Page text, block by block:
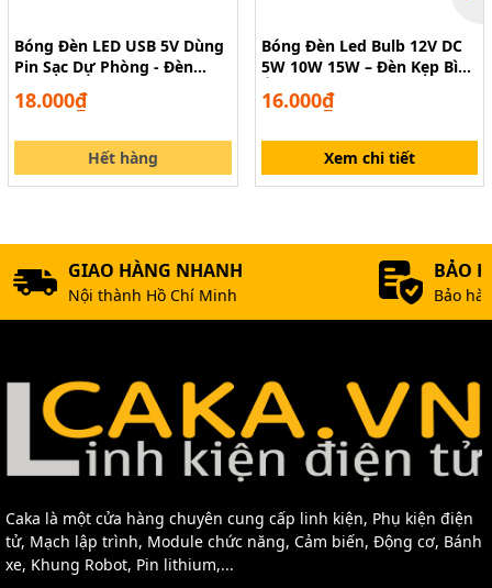
Bóng Đèn LED USB 5V Dùng
Pin Sạc Dự Phòng - Đèn
Trời
18.000₫
Hết hàng
Bóng Đèn Led Bulb 12V DC
5W 10W 15W – Đèn Kẹp Bình
16.000₫
Xem chi tiết
GIAO HÀNG NHANH
Nội thành Hồ Chí Minh
BẢO
Bảo
Caka là một cửa hàng chuyên cung cấp linh kiện, Phụ kiện điện
tử, Mạch lập trình, Module chức năng, Cảm biến, Động cơ, Bánh
xe, Khung Robot, Pin lithium,...